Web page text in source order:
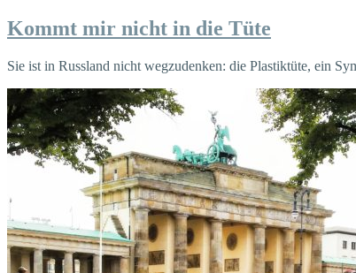
Kommt mir nicht in die Tüte
Sie ist in Russland nicht wegzudenken: die Plastiktüte, ein